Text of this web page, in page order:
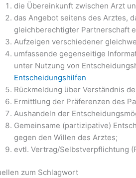
die Übereinkunft zwischen Arzt
das Angebot seitens des Arztes,
gleichberechtigter Partnerschaft
Aufzeigen verschiedener
umfassende gegenseitige
unter Nutzung von
Entscheidungshilfen
Rückmeldung über Verständnis
Ermittlung der Präferenzen des
Aushandeln der
Gemeinsame (partizipative)
gegen den Willen des Arztes;
evtl. Vertrag/Selbstverpflichtung
zum Schlagwort